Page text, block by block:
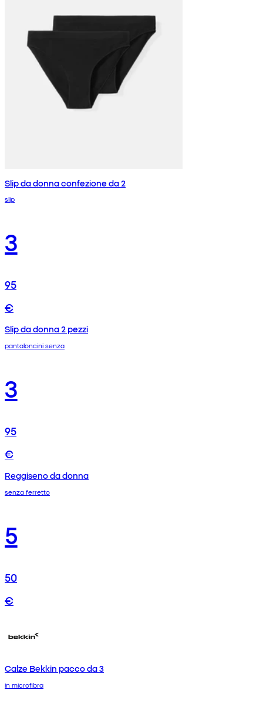
Slip da donna confezione da 2
slip
3
95
€
Slip da donna 2 pezzi
pantaloncini senza
3
95
€
Reggiseno da donna
senza ferretto
5
50
€
Calze Bekkin pacco da 3
in microfibra